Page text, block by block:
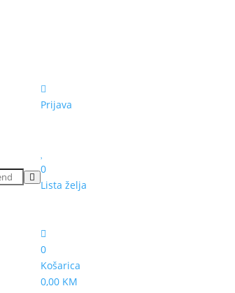
Prijava
0
Lista želja
0
Košarica
0,00 KM